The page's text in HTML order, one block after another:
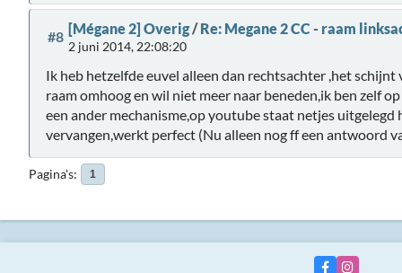
#8 [Mégane 2] Overig/Re: Megane 2 CC - raam
2 juni 2014, 22:08:20
Ik heb hetzelfde euvel alleen dan rechtsachter ,het
raam omhoog en wil niet meer naar beneden,ik ben zelf
een ander mechanisme,op youtube staat netjes uitgelegd
vervangen,werkt perfect (Nu alleen nog ff een antwoord
Pagina's 1